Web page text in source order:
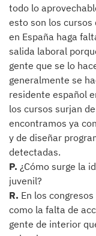
todo lo
esto son los cursos
en España haga
salida laboral
gente que se lo
generalmente se
residente español
los cursos surjan
encontramos ya
y de diseñar
detectadas.
P. ¿Cómo surge la
juvenil?
R. En los
como la falta de
gente de interior